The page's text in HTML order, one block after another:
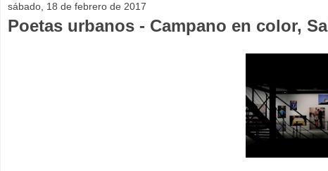
sábado, 18 de febrero de 2017
Poetas urbanos - Campano en color,